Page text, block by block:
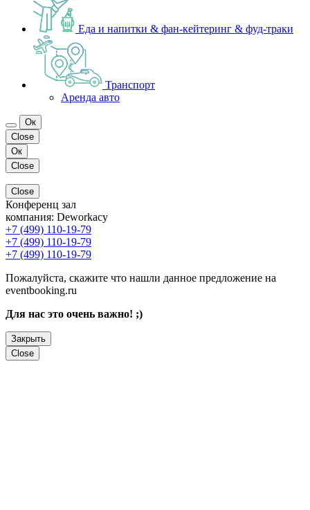
Еда и напитки & фан-кейтеринг & фуд-траки
Транспорт
Аренда авто
Ок
Close
Ок
Close
Close
Конференц зал
компания: Deworkacy
+7 (499) 110-19-79
+7 (499) 110-19-79
+7 (499) 110-19-79
Пожалуйста, скажите что нашли данное предложение на
eventbooking.ru
Для нас это очень важно! ;)
Закрыть
Close